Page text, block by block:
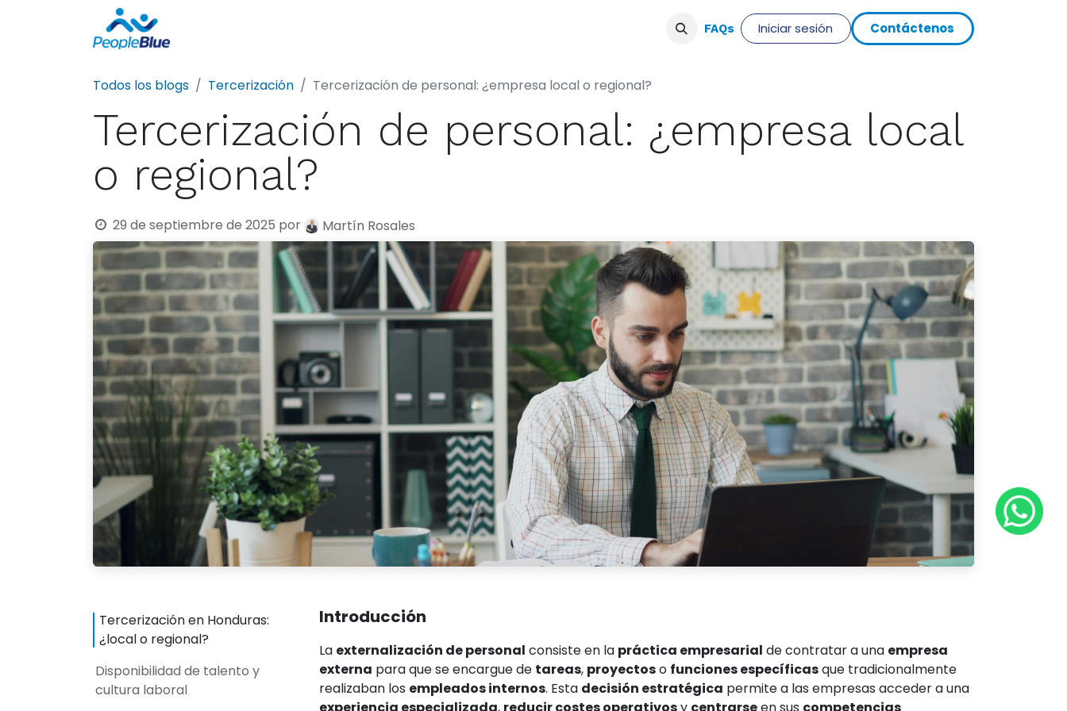
F​AQs Iniciar sesión Cont​​​​​​á​​ct​​​​eno​​​​s
Todos los blogs Tercerización Tercerización de personal: ¿empresa local o regional?
Tercerización de personal: ¿empresa local
o regional?
29 de septiembre de 2025 por Martín Rosales
Tercerización en Honduras:
¿local o regional?
Disponibilidad de talento y
cultura laboral
Introducción
La externalización de personal consiste en la práctica empresarial de contratar a una empresa
externa para que se encargue de tareas, proyectoso funciones específicasque tradicionalmente
realizaban los empleados internos. Esta decisión estratégica permite a las empresas acceder a una
experiencia especializada, reducir costes operativosy centrarseen sus competencias